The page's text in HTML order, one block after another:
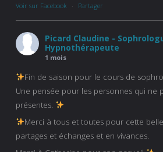
Voir sur Facebook · Partager
Picard Claudine -
Hypnothérapeute
1 mois
Fin de saison pour le cours de
Une pensée pour les personnes qui ne
présentes.
Merci à tous et toutes pour cette
partages et échanges et en vivances.